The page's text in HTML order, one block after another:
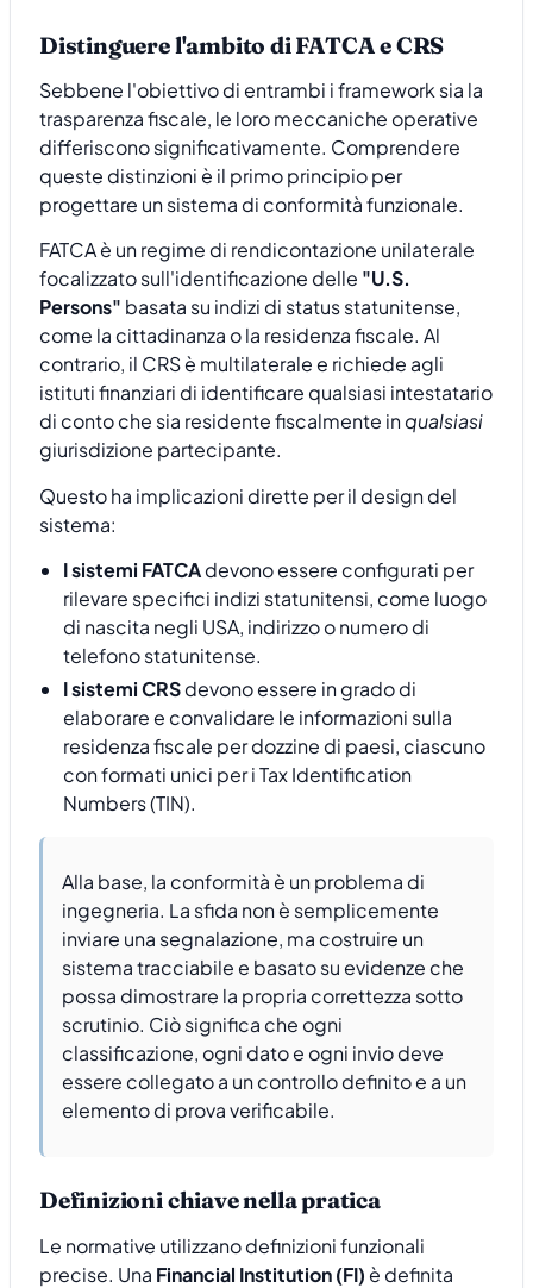
Distinguere l'ambito di FATCA e CRS
Sebbene l'obiettivo di entrambi i framework sia la
trasparenza fiscale, le loro meccaniche operative
differiscono significativamente. Comprendere
queste distinzioni è il primo principio per
progettare un sistema di conformità funzionale.
FATCA è un regime di rendicontazione unilaterale
focalizzato sull'identificazione delle "U.S.
Persons" basata su indizi di status statunitense,
come la cittadinanza o la residenza fiscale. Al
contrario, il CRS è multilaterale e richiede agli
istituti finanziari di identificare qualsiasi intestatario
di conto che sia residente fiscalmente inqualsiasi
giurisdizione partecipante.
Questo ha implicazioni dirette per il design del
sistema:
I sistemi FATCAdevono essere configurati per
rilevare specifici indizi statunitensi, come luogo
di nascita negli USA, indirizzo o numero di
telefono statunitense.
I sistemi CRSdevono essere in grado di
elaborare e convalidare le informazioni sulla
residenza fiscale per dozzine di paesi, ciascuno
con formati unici per i Tax Identification
Numbers (TIN).
Alla base, la conformità è un problema di
ingegneria. La sfida non è semplicemente
inviare una segnalazione, ma costruire un
sistema tracciabile e basato su evidenze che
possa dimostrare la propria correttezza sotto
scrutinio. Ciò significa che ogni
classificazione, ogni dato e ogni invio deve
essere collegato a un controllo definito e a un
elemento di prova verificabile.
Definizioni chiave nella pratica
Le normative utilizzano definizioni funzionali
precise. Una Financial Institution (FI) è definita